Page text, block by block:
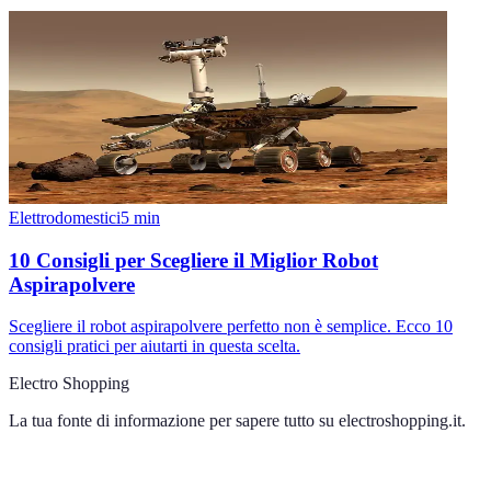
Elettrodomestici5 min
10 Consigli per Scegliere il Miglior Robot
Aspirapolvere
Scegliere il robot aspirapolvere perfetto non è semplice. Ecco 10
consigli pratici per aiutarti in questa scelta.
Electro Shopping
La tua fonte di informazione per sapere tutto su electroshopping.it.